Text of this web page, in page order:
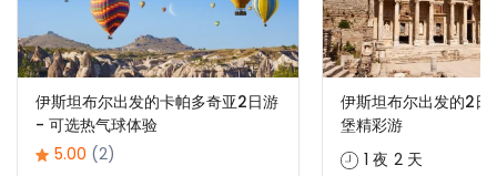
伊斯坦布尔出发的卡帕多奇亚2日游
- 可选热气球体验
5.00 (2)
伊斯坦布尔出发的2日
堡精彩游
1 夜 2 天